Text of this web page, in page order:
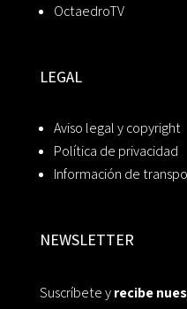
OctaedroTV
LEGAL
Aviso legal y copyright
Política de privacidad
Información de
NEWSLETTER
Suscríbete yrecibe